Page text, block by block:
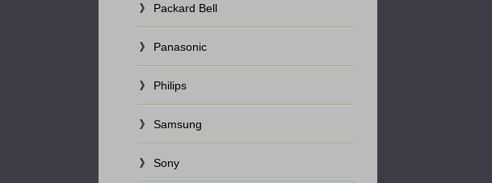
Packard Bell
Panasonic
Philips
Samsung
Sony